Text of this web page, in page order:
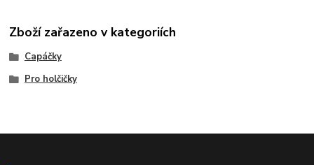
Zboží zařazeno v kategoriích
Capáčky
Pro holčičky